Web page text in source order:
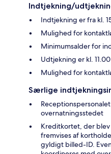
Indtjekning/
Indtjekning er fra kl.
Mulighed for
Minimumsalder for
Udtjekning er kl. 11.00
Mulighed for
Særlige
overnatningsstedet
Kreditkortet, der
fremvises af
gyldigt billed-ID.